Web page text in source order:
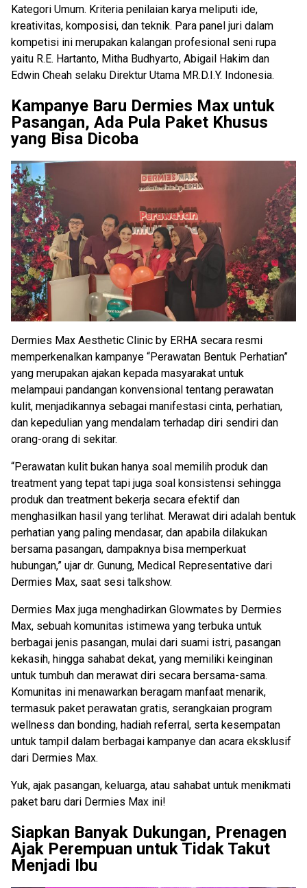
Kategori Umum. Kriteria penilaian karya meliputi ide,
kreativitas, komposisi, dan teknik. Para panel juri dalam
kompetisi ini merupakan kalangan profesional seni rupa
yaitu R.E. Hartanto, Mitha Budhyarto, Abigail Hakim dan
Edwin Cheah selaku Direktur Utama MR.D.I.Y. Indonesia.
Kampanye Baru Dermies Max untuk
Pasangan, Ada Pula Paket Khusus
yang Bisa Dicoba
Dermies Max Aesthetic Clinic by ERHA secara resmi
memperkenalkan kampanye “Perawatan Bentuk Perhatian”
yang merupakan ajakan kepada masyarakat untuk
melampaui pandangan konvensional tentang perawatan
kulit, menjadikannya sebagai manifestasi cinta, perhatian,
dan kepedulian yang mendalam terhadap diri sendiri dan
orang-orang di sekitar.
“Perawatan kulit bukan hanya soal memilih produk dan
treatment yang tepat tapi juga soal konsistensi sehingga
produk dan treatment bekerja secara efektif dan
menghasilkan hasil yang terlihat. Merawat diri adalah bentuk
perhatian yang paling mendasar, dan apabila dilakukan
bersama pasangan, dampaknya bisa memperkuat
hubungan,” ujar dr. Gunung, Medical Representative dari
Dermies Max, saat sesi talkshow.
Dermies Max juga menghadirkan Glowmates by Dermies
Max, sebuah komunitas istimewa yang terbuka untuk
berbagai jenis pasangan, mulai dari suami istri, pasangan
kekasih, hingga sahabat dekat, yang memiliki keinginan
untuk tumbuh dan merawat diri secara bersama-sama.
Komunitas ini menawarkan beragam manfaat menarik,
termasuk paket perawatan gratis, serangkaian program
wellness dan bonding, hadiah referral, serta kesempatan
untuk tampil dalam berbagai kampanye dan acara eksklusif
dari Dermies Max.
Yuk, ajak pasangan, keluarga, atau sahabat untuk menikmati
paket baru dari Dermies Max ini!
Siapkan Banyak Dukungan, Prenagen
Ajak Perempuan untuk Tidak Takut
Menjadi Ibu